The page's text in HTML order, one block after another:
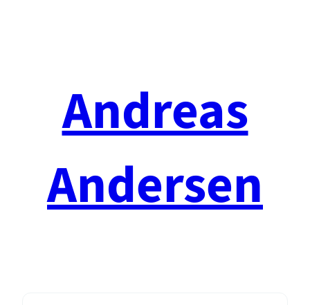
Andreas
Andersen